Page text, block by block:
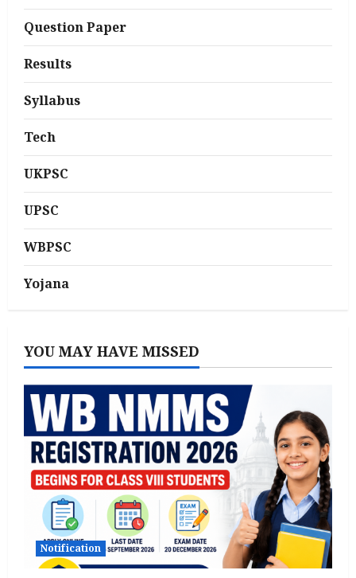
Question Paper
Results
Syllabus
Tech
UKPSC
UPSC
WBPSC
Yojana
YOU MAY HAVE MISSED
Notification